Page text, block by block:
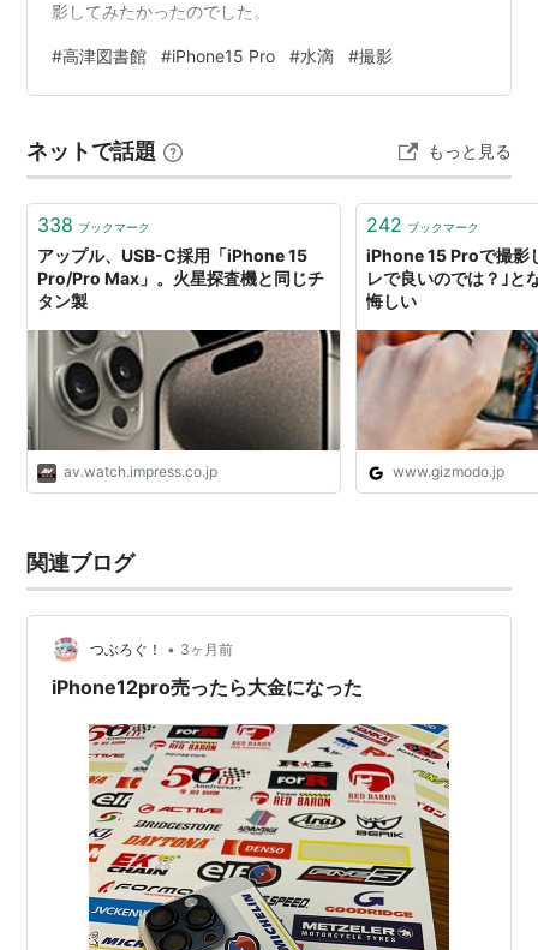
影してみたかったのでした。
#高津図書館 #iPhone15 Pro #水滴 #撮影
ネットで話題 もっと見る
338 ブックマーク
アップル、USB-C採用「iPhone 15
Pro/Pro Max」。火星探査機と同じチ
タン製
av.watch.impress.co.jp
242 ブックマーク
iPhone 15 Proで撮影
レで良いのでは？｣と
悔しい
www.gizmodo.jp
関連ブログ
つぶろぐ！ • 3ヶ月前
iPhone12pro売ったら大金になった